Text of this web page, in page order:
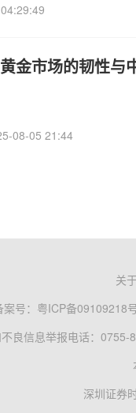
金市场的韧性与
08-05 21:44
关
号： 粤ICP备09109218
良信息举报电话：0755-
深圳证券